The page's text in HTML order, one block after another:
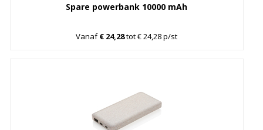
Spare powerbank 10000 mAh
Vanaf€ 24,28tot € 24,28 p/st